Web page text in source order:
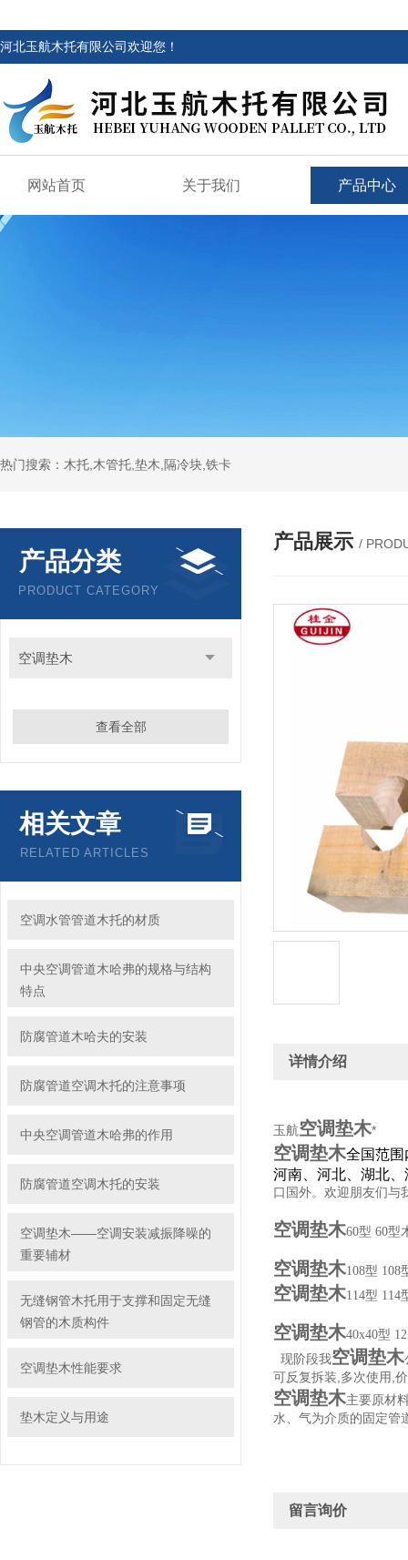
河北玉航木托有限公司欢迎您！
网站首页 关于我们 产品中心
热门搜索：木托,木管托,垫木,隔冷块,铁卡
产品分类
PRODUCT CATEGORY
空调垫木
查看全部
相关文章
RELATED ARTICLES
空调水管管道木托的材质
中央空调管道木哈弗的规格与结构
特点
防腐管道木哈夫的安装
防腐管道空调木托的注意事项
中央空调管道木哈弗的作用
防腐管道空调木托的安装
空调垫木——空调安装减振降噪的
重要辅材
无缝钢管木托用于支撑和固定无缝
钢管的木质构件
空调垫木性能要求
垫木定义与用途
产品展示 /
详情介绍
玉航空调垫木*
空调垫木全国范围
河南、河北、湖北
口国外。欢迎朋友们与
空调垫木60型 60型
空调垫木108型
空调垫木114型
空调垫木40x40型
现阶段我空调垫木
可反复拆装,多次使用,
空调垫木主要原材
水、气为介质的固定管
留言询价